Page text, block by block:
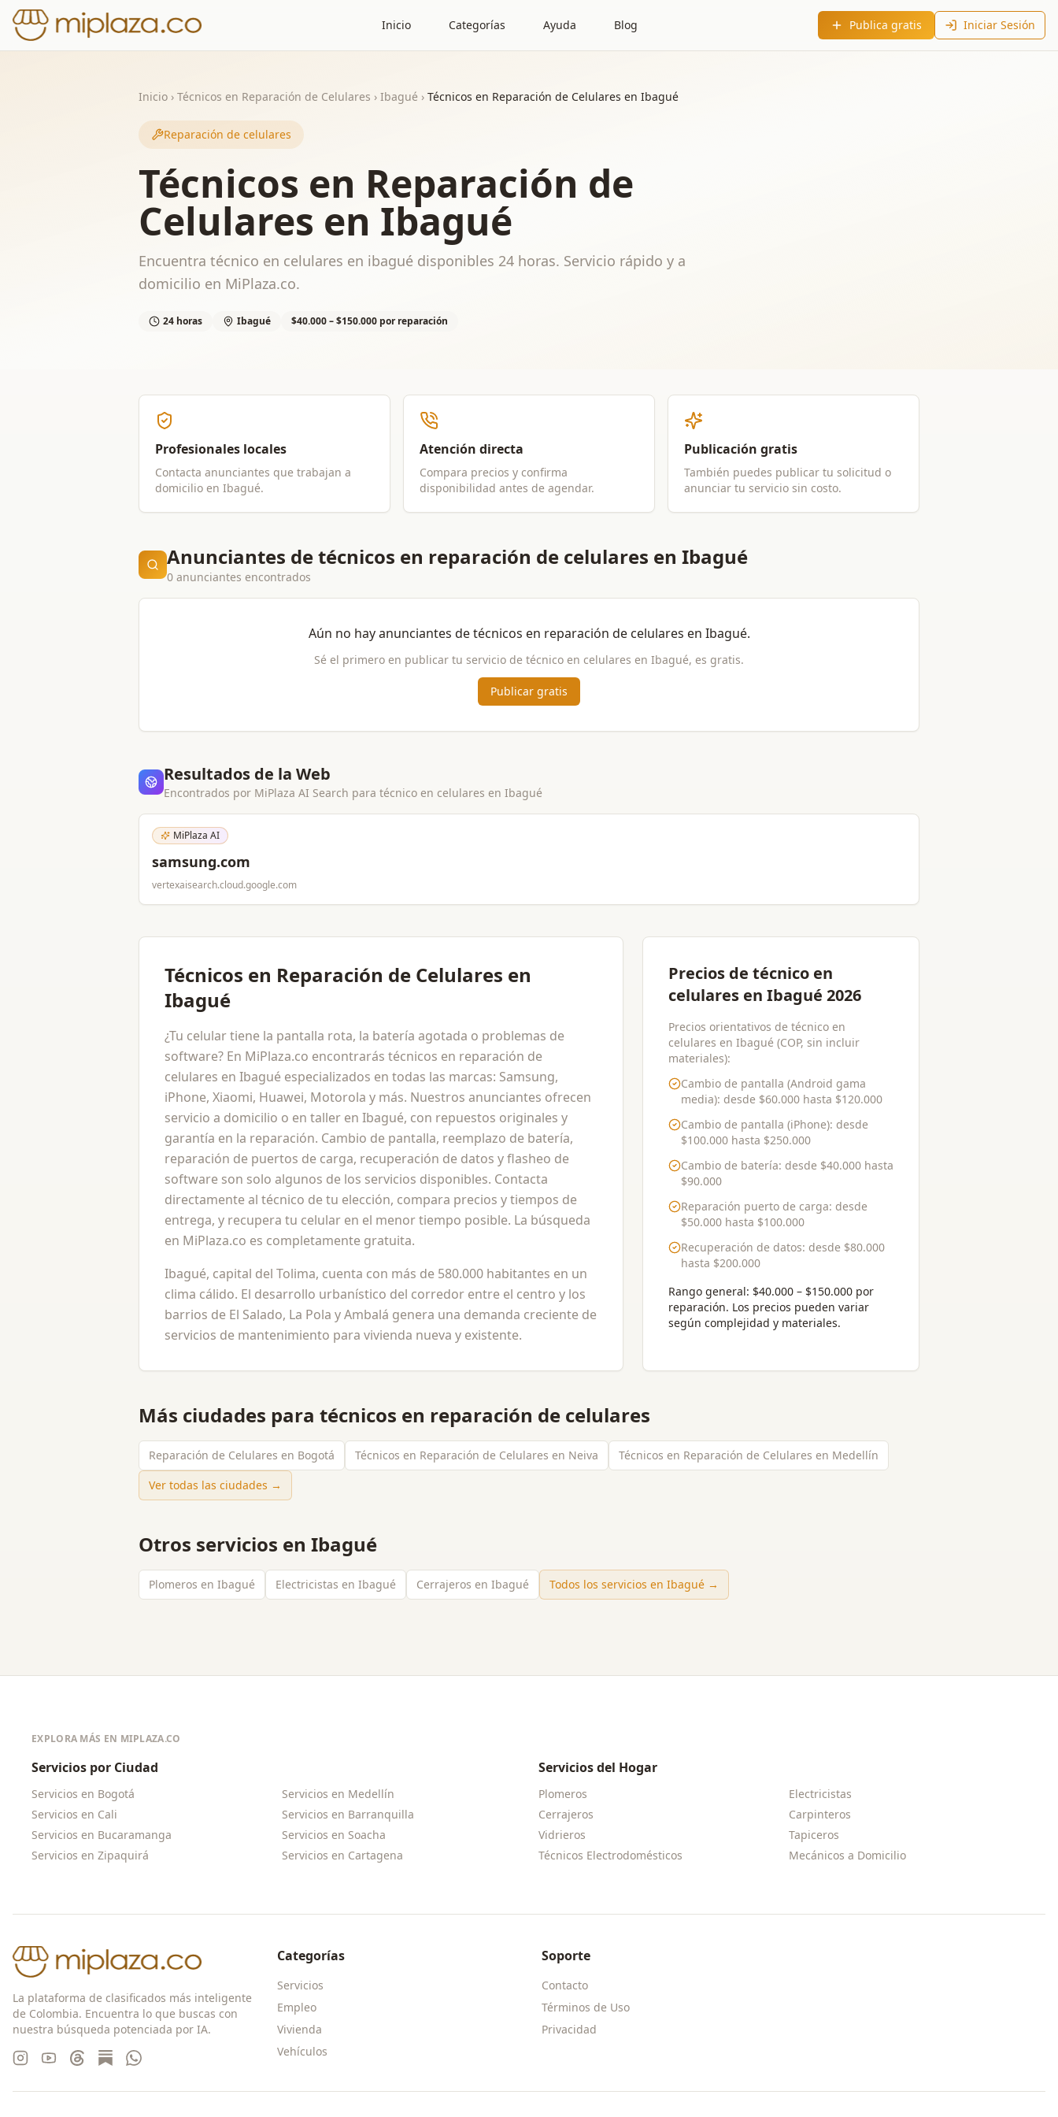
Inicio Categorías Ayuda Blog Publica gratis Iniciar Sesión
Inicio › Técnicos en Reparación de Celulares › Ibagué › Técnicos en Reparación de Celulares en Ibagué
Reparación de celulares
Técnicos en Reparación de
Celulares en Ibagué
Encuentra técnico en celulares en ibagué disponibles 24 horas. Servicio rápido y a
domicilio en MiPlaza.co.
24 horas Ibagué $40.000 – $150.000 por reparación
Profesionales locales
Contacta anunciantes que trabajan a
domicilio en Ibagué.
Atención directa
Compara precios y confirma
disponibilidad antes de agendar.
Publicación gratis
También puedes publicar tu solicitud o
anunciar tu servicio sin costo.
Anunciantes de técnicos en reparación de celulares en Ibagué
0 anunciantes encontrados
Aún no hay anunciantes detécnicos en reparación de celulares en Ibagué.
Sé el primero en publicar tu servicio de técnico en celulares en Ibagué, es gratis.
Publicar gratis
Resultados de la Web
Encontrados por MiPlaza AI Search para técnico en celulares en Ibagué
MiPlaza AI
samsung.com
vertexaisearch.cloud.google.com
Técnicos en Reparación de Celulares en
Ibagué
¿Tu celular tiene la pantalla rota, la batería agotada o problemas de
software? En MiPlaza.co encontrarás técnicos en reparación de
celulares en Ibagué especializados en todas las marcas: Samsung,
iPhone, Xiaomi, Huawei, Motorola y más. Nuestros anunciantes ofrecen
servicio a domicilio o en taller en Ibagué, con repuestos originales y
garantía en la reparación. Cambio de pantalla, reemplazo de batería,
reparación de puertos de carga, recuperación de datos y flasheo de
software son solo algunos de los servicios disponibles. Contacta
directamente al técnico de tu elección, compara precios y tiempos de
entrega, y recupera tu celular en el menor tiempo posible. La búsqueda
en MiPlaza.co es completamente gratuita.
Ibagué, capital del Tolima, cuenta con más de 580.000 habitantes en un
clima cálido. El desarrollo urbanístico del corredor entre el centro y los
barrios de El Salado, La Pola y Ambalá genera una demanda creciente de
servicios de mantenimiento para vivienda nueva y existente.
Precios de técnico en
celulares en Ibagué 2026
Precios orientativos de técnico en
celulares en Ibagué (COP, sin incluir
materiales):
Cambio de pantalla (Android gama
media): desde $60.000hasta $120.000
Cambio de pantalla (iPhone): desde
$100.000hasta $250.000
Cambio de batería: desde $40.000hasta
$90.000
Reparación puerto de carga: desde
$50.000hasta $100.000
Recuperación de datos: desde $80.000
hasta $200.000
Rango general: $40.000 – $150.000 por
reparación. Los precios pueden variar
según complejidad y materiales.
Más ciudades para técnicos en reparación de celulares
Reparación de Celulares en Bogotá Técnicos en Reparación de Celulares en Neiva
Técnicos en Reparación de Celulares en Medellín
Ver todas las ciudades →
Otros servicios en Ibagué
Plomeros en Ibagué Electricistas en Ibagué Cerrajeros en Ibagué Todos los servicios en Ibagué →
EXPLORA MÁS EN MIPLAZA.CO
Servicios por Ciudad
Servicios en Bogotá Servicios en Medellín
Servicios en Cali Servicios en Barranquilla
Servicios en Bucaramanga Servicios en Soacha
Servicios en Zipaquirá Servicios en Cartagena
Servicios del Hogar
Plomeros
Electricistas
Cerrajeros
Carpinteros
Vidrieros
Tapiceros
Técnicos Electrodomésticos
Mecánicos a Domicilio
La plataforma de clasificados más inteligente
de Colombia. Encuentra lo que buscas con
nuestra búsqueda potenciada por IA.
Categorías
Servicios
Empleo
Vivienda
Vehículos
Soporte
Contacto
Términos de Uso
Privacidad